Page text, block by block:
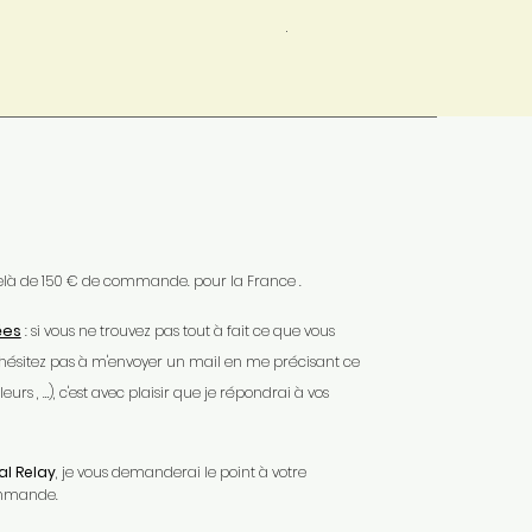
de 150 € de commande. pour la France .
: si vous ne trouvez pas tout à fait ce que vous
pas à m'envoyer un mail en me précisant ce
, …), c'est avec plaisir que je répondrai à vos
Relay, je vous demanderai le point à votre